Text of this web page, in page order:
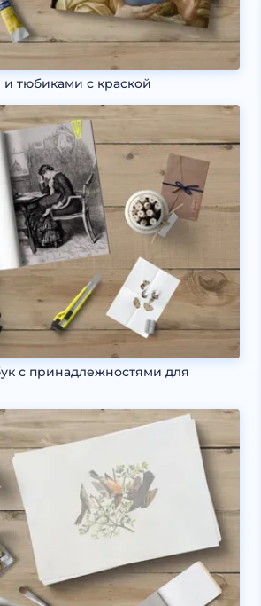
и тюбиками с краской
с принадлежностями для